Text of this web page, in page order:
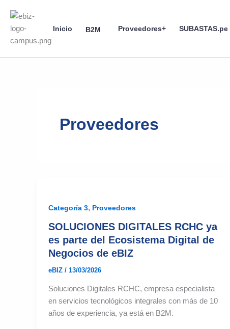
content
Inicio B2M Proveedores+ SUBASTAS.pe
Proveedores
Categoría 3, Proveedores
SOLUCIONES DIGITALES RCHC ya
es parte del Ecosistema Digital de
Negocios de eBIZ
eBIZ / 13/03/2026
Soluciones Digitales RCHC, empresa especialista
en servicios tecnológicos integrales con más de 10
años de experiencia, ya está en B2M.